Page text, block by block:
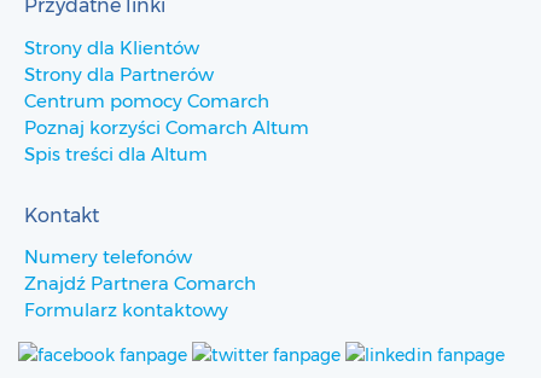
Przydatne linki
Strony dla Klientów
Strony dla Partnerów
Centrum pomocy Comarch
Poznaj korzyści Comarch Altum
Spis treści dla Altum
Kontakt
Numery telefonów
Znajdź Partnera Comarch
Formularz kontaktowy